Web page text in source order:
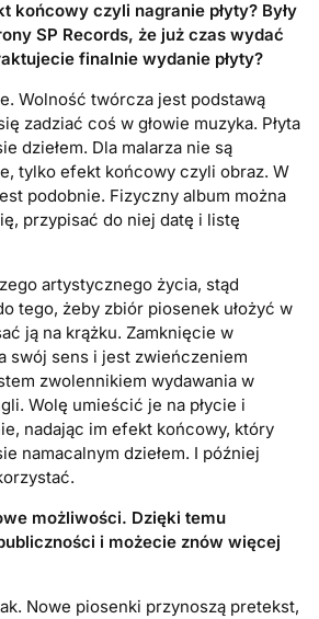
końcowy czyli nagranie płyty? Były
SP Records, że już czas wydać
finalnie wydanie płyty?
Wolność twórcza jest podstawą
zadziać coś w głowie muzyka. Płyta
dziełem. Dla malarza nie są
tylko efekt końcowy czyli obraz. W
podobnie. Fizyczny album można
przypisać do niej datę i listę
artystycznego życia, stąd
tego, żeby zbiór piosenek ułożyć w
ją na krążku. Zamknięcie w
swój sens i jest zwieńczeniem
zwolennikiem wydawania w
Wolę umieścić je na płycie i
nadając im efekt końcowy, który
namacalnym dziełem. I później
możliwości. Dzięki temu
i możecie znów więcej
Nowe piosenki przynoszą pretekst,